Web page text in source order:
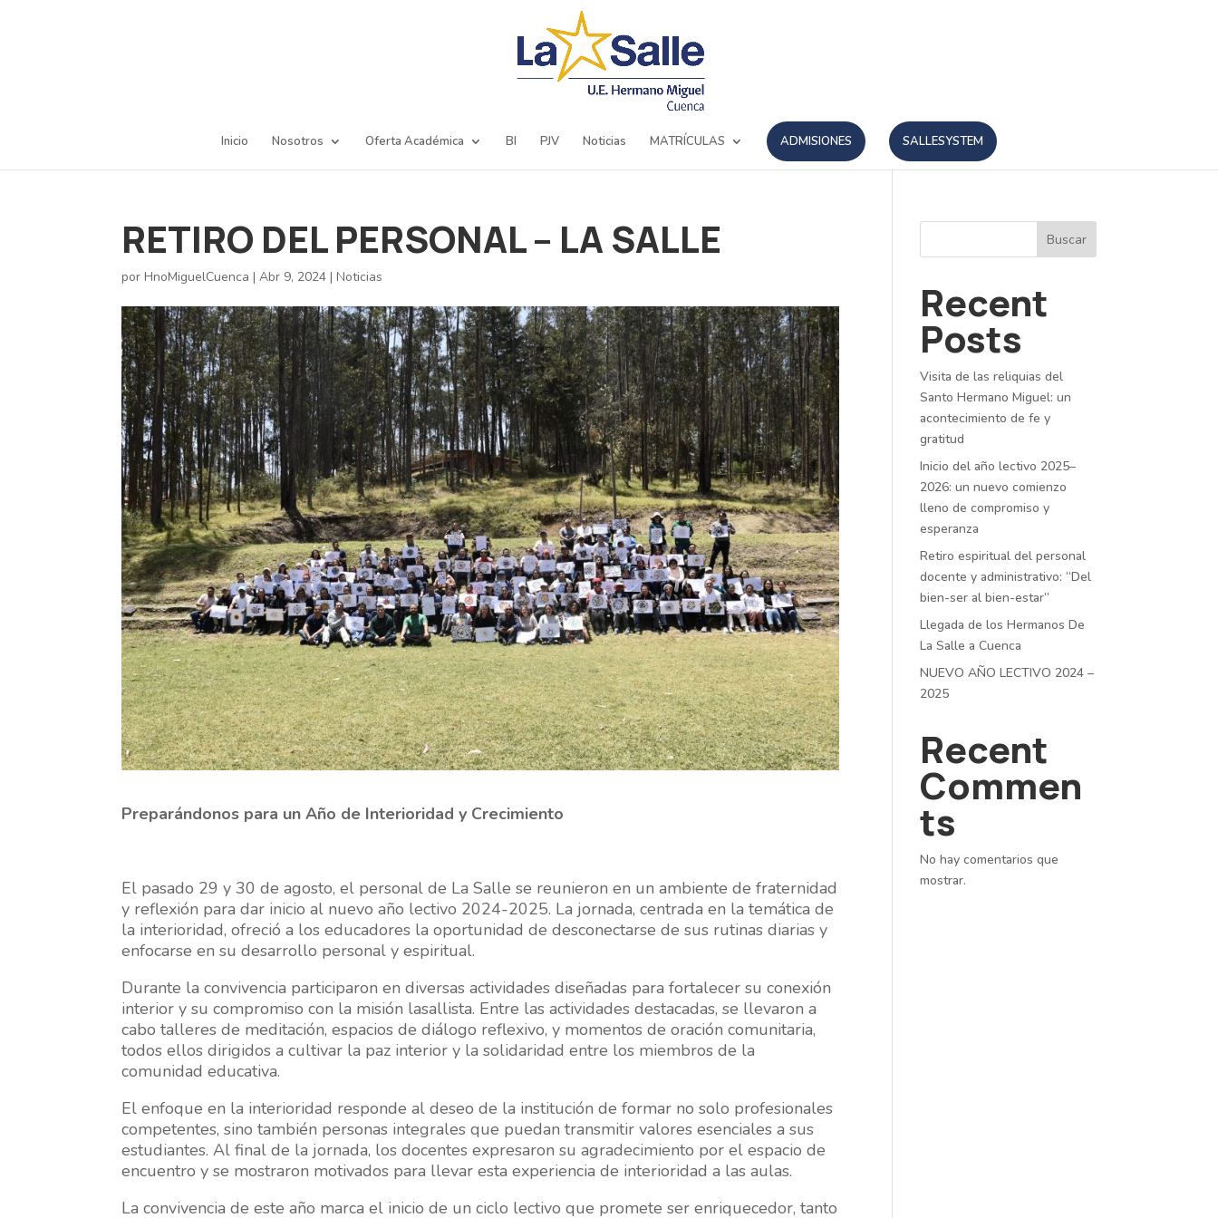
Inicio Nosotros Oferta Académica BI PJV Noticias MATRÍCULAS ADMISIONES SALLESYSTEM
RETIRO DEL PERSONAL – LA SALLE
porHnoMiguelCuenca |Abr 9, 2024 |Noticias
Preparándonos para un Año de Interioridad y Crecimiento
El pasado 29 y 30 de agosto, el personal de La Salle se reunieron en un ambiente de fraternidad
y reflexión para dar inicio al nuevo año lectivo 2024-2025. La jornada, centrada en la temática de
la interioridad, ofreció a los educadores la oportunidad de desconectarse de sus rutinas diarias y
enfocarse en su desarrollo personal y espiritual.
Durante la convivencia participaron en diversas actividades diseñadas para fortalecer su conexión
interior y su compromiso con la misión lasallista. Entre las actividades destacadas, se llevaron a
cabo talleres de meditación, espacios de diálogo reflexivo, y momentos de oración comunitaria,
todos ellos dirigidos a cultivar la paz interior y la solidaridad entre los miembros de la
comunidad educativa.
El enfoque en la interioridad responde al deseo de la institución de formar no solo profesionales
competentes, sino también personas integrales que puedan transmitir valores esenciales a sus
estudiantes. Al final de la jornada, los docentes expresaron su agradecimiento por el espacio de
encuentro y se mostraron motivados para llevar esta experiencia de interioridad a las aulas.
La convivencia de este año marca el inicio de un ciclo lectivo que promete ser enriquecedor, tanto
Buscar
Recent
Posts
Visita de las reliquias del
Santo Hermano Miguel: un
acontecimiento de fe y
gratitud
Inicio del año lectivo 2025–
2026: un nuevo comienzo
lleno de compromiso y
esperanza
Retiro espiritual del personal
docente y administrativo: “Del
bien-ser al bien-estar”
Llegada de los Hermanos De
La Salle a Cuenca
NUEVO AÑO LECTIVO 2024 –
2025
Recent
Commen
ts
No hay comentarios que
mostrar.